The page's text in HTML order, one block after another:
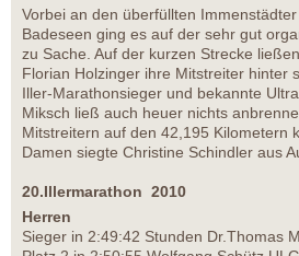
Vorbei an den überfüllten
Badeseen ging es auf der sehr gut
zu Sache. Auf der kurzen Strecke
Florian Holzinger ihre Mitstreiter hinter
Iller-Marathonsieger und bekannte
Miksch ließ auch heuer nichts
Mitstreitern auf den 42,195 Kilometern
Damen siegte Christine Schindler aus
20.Illermarathon 2010
Herren
Sieger in 2:49:42 Stunden Dr.Thomas